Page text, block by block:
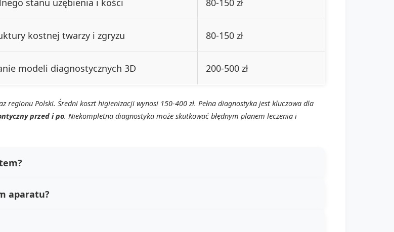
kostnej twarzy i zgryzu 80-150 zł
modeli diagnostycznych 3D 200-500 zł
Polski. Średni koszt higienizacji wynosi 150-400 zł. Pełna diagnostyka jest kluczowa dla
przed i po. Niekompletna diagnostyka może skutkować błędnym planem leczenia i
aparatu?